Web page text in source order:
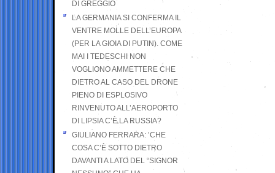
DI GREGGIO
LA GERMANIA SI CONFERMA IL
VENTRE MOLLE DELL’EUROPA
(PER LA GIOIA DI PUTIN). COME
MAI I TEDESCHI NON
VOGLIONO AMMETTERE CHE
DIETRO AL CASO DEL DRONE
PIENO DI ESPLOSIVO
RINVENUTO ALL’AEROPORTO
DI LIPSIA C’È LA RUSSIA?
GIULIANO FERRARA: ’CHE
COSA C’È SOTTO DIETRO
DAVANTI A LATO DEL “SIGNOR